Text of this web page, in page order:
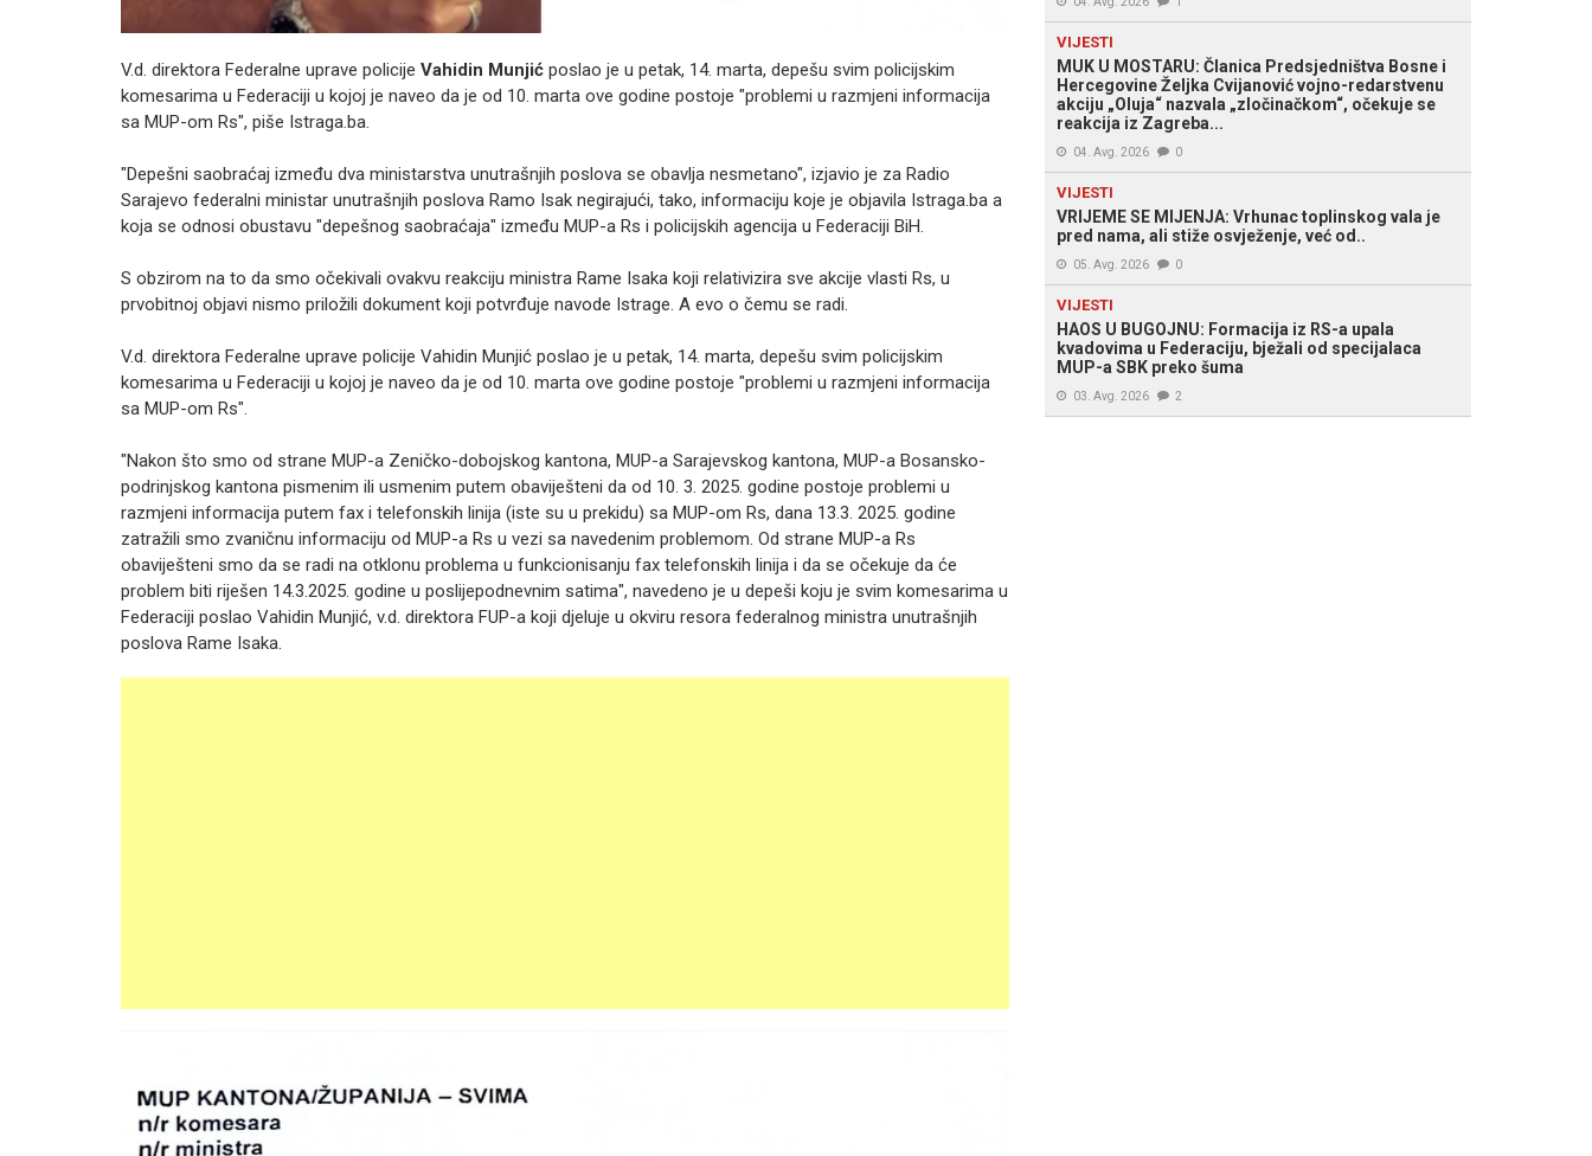
V.d. direktora Federalne uprave policije Vahidin Munjić poslao je u petak, 14. marta, depešu svim policijskim
komesarima u Federaciji u kojoj je naveo da je od 10. marta ove godine postoje "problemi u razmjeni informacija
sa MUP-om Rs", piše Istraga.ba.
"Depešni saobraćaj između dva ministarstva unutrašnjih poslova se obavlja nesmetano", izjavio je za Radio
Sarajevo federalni ministar unutrašnjih poslova Ramo Isak negirajući, tako, informaciju koje je objavila Istraga.ba a
koja se odnosi obustavu "depešnog saobraćaja" između MUP-a Rs i policijskih agencija u Federaciji BiH.
S obzirom na to da smo očekivali ovakvu reakciju ministra Rame Isaka koji relativizira sve akcije vlasti Rs, u
prvobitnoj objavi nismo priložili dokument koji potvrđuje navode Istrage. A evo o čemu se radi.
V.d. direktora Federalne uprave policije Vahidin Munjić poslao je u petak, 14. marta, depešu svim policijskim
komesarima u Federaciji u kojoj je naveo da je od 10. marta ove godine postoje "problemi u razmjeni informacija
sa MUP-om Rs".
"Nakon što smo od strane MUP-a Zeničko-dobojskog kantona, MUP-a Sarajevskog kantona, MUP-a Bosansko-
podrinjskog kantona pismenim ili usmenim putem obaviješteni da od 10. 3. 2025. godine postoje problemi u
razmjeni informacija putem fax i telefonskih linija (iste su u prekidu) sa MUP-om Rs, dana 13.3. 2025. godine
zatražili smo zvaničnu informaciju od MUP-a Rs u vezi sa navedenim problemom. Od strane MUP-a Rs
obaviješteni smo da se radi na otklonu problema u funkcionisanju fax telefonskih linija i da se očekuje da će
problem biti riješen 14.3.2025. godine u poslijepodnevnim satima", navedeno je u depeši koju je svim komesarima u
Federaciji poslao Vahidin Munjić, v.d. direktora FUP-a koji djeluje u okviru resora federalnog ministra unutrašnjih
poslova Rame Isaka.
VIJESTI
MUK U MOSTARU: Članica Predsjedništva Bosne i
Hercegovine Željka Cvijanović vojno-redarstvenu
akciju „Oluja“ nazvala „zločinačkom“, očekuje se
reakcija iz Zagreba...
04. Avg. 2026 0
VIJESTI
VRIJEME SE MIJENJA: Vrhunac toplinskog vala je
pred nama, ali stiže osvježenje, već od..
05. Avg. 2026 0
VIJESTI
HAOS U BUGOJNU: Formacija iz RS-a upala
kvadovima u Federaciju, bježali od specijalaca
MUP-a SBK preko šuma
03. Avg. 2026 2